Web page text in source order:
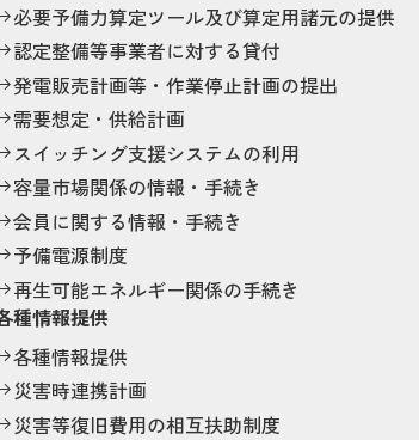
必要予備力算定ツール及び算定用諸元の提供
認定整備等事業者に対する貸付
発電販売計画等・作業停止計画の提出
需要想定・供給計画
スイッチング支援システムの利用
容量市場関係の情報・手続き
会員に関する情報・手続き
予備電源制度
再生可能エネルギー関係の手続き
種情報提供
各種情報提供
災害時連携計画
災害等復旧費用の相互扶助制度